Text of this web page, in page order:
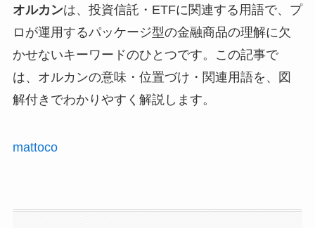
オルカンは、投資信託・ETFに関連する用語で、プ
ロが運用するパッケージ型の金融商品の理解に欠
かせないキーワードのひとつです。この記事で
は、オルカンの意味・位置づけ・関連用語を、図
解付きでわかりやすく解説します。
mattoco